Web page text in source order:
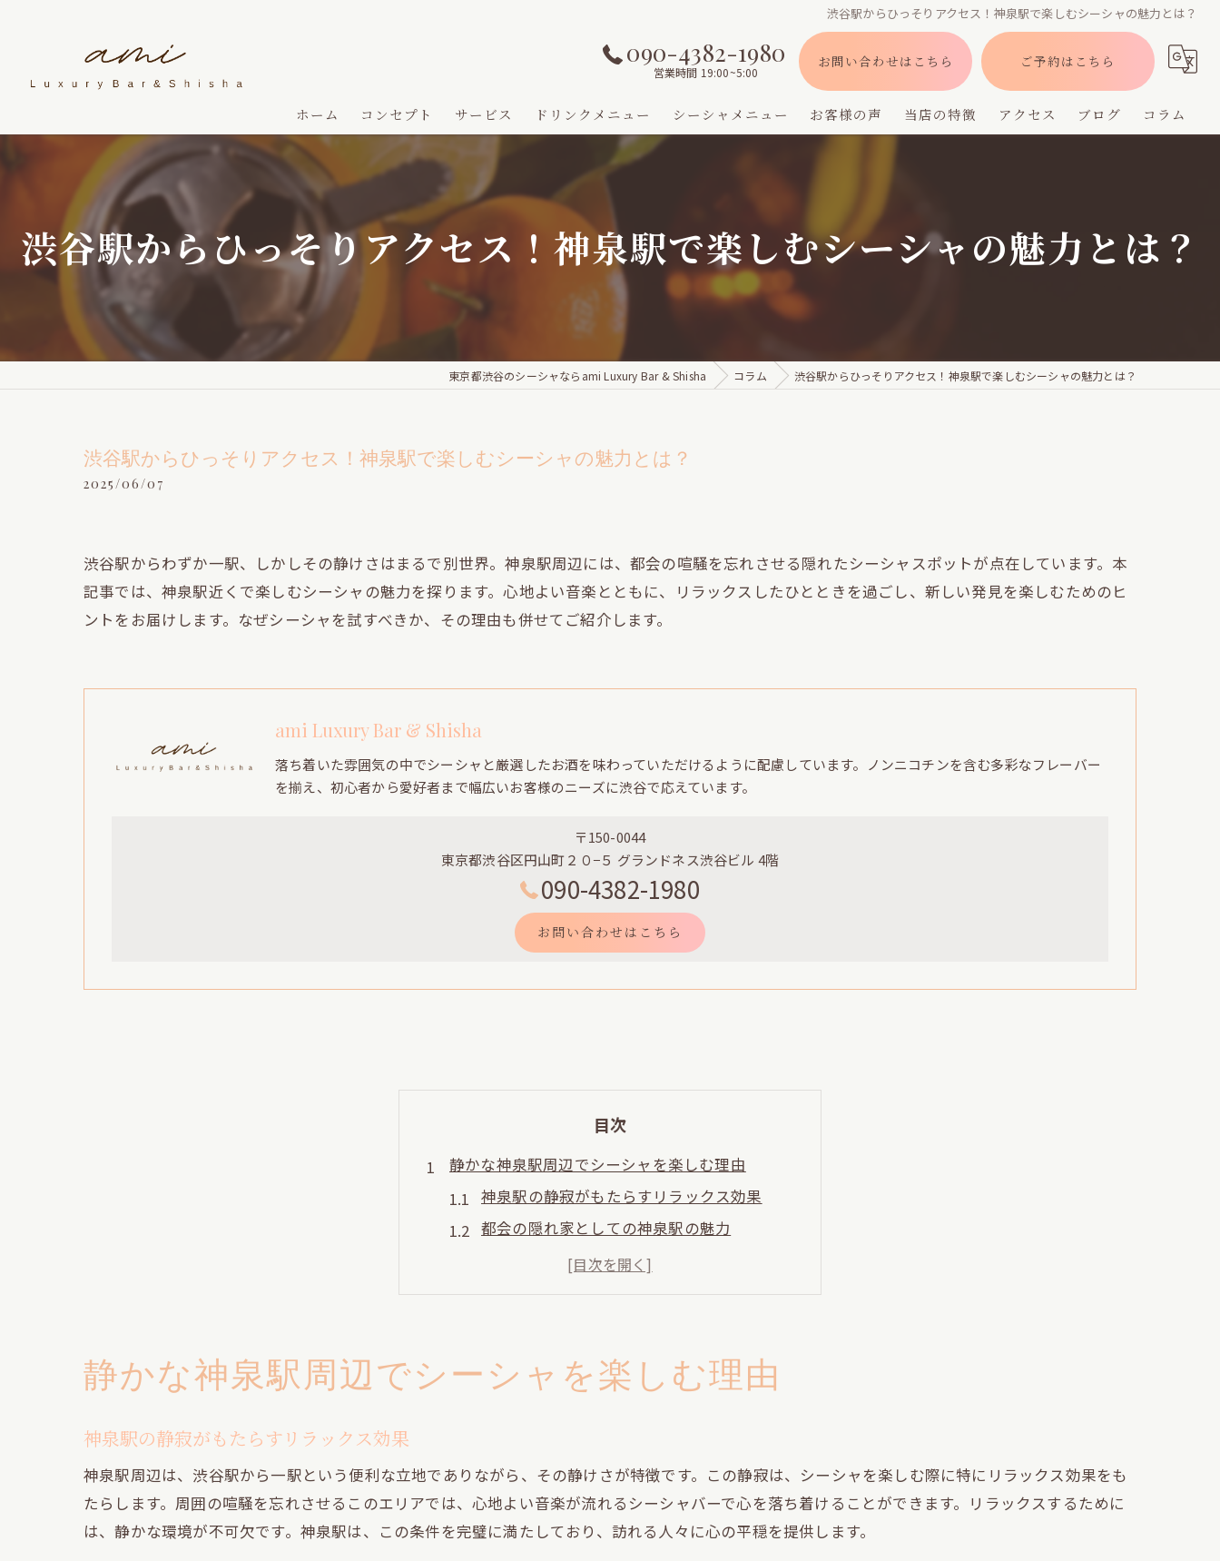
渋谷駅からひっそりアクセス！神泉駅で楽しむシーシャの魅力とは？
090-4382-1980
営業時間 19:00~5:00
お問い合わせはこちら ご予約はこちら
ホーム コンセプト サービス ドリンクメニュー シーシャメニュー お客様の声 当店の特徴
デート
アクセス ブログ コラム
渋谷駅からひっそりアクセス！神泉駅で楽しむシーシャの魅力とは？
東京都渋谷のシーシャならami Luxury Bar & Shisha コラム 渋谷駅からひっそりアクセス！神泉駅で楽しむシーシャの魅力とは？
渋谷駅からひっそりアクセス！神泉駅で楽しむシーシャの魅力とは？
2025/06/07
渋谷駅からわずか一駅、しかしその静けさはまるで別世界。神泉駅周辺には、都会の喧騒を忘れさせる隠れたシーシャスポットが点在しています。本
記事では、神泉駅近くで楽しむシーシャの魅力を探ります。心地よい音楽とともに、リラックスしたひとときを過ごし、新しい発見を楽しむためのヒ
ントをお届けします。なぜシーシャを試すべきか、その理由も併せてご紹介します。
ami Luxury Bar & Shisha
落ち着いた雰囲気の中でシーシャと厳選したお酒を味わっていただけるように配慮しています。ノンニコチンを含む多彩なフレーバー
を揃え、初心者から愛好者まで幅広いお客様のニーズに渋谷で応えています。
〒150-0044
東京都渋谷区円山町２０−５ グランドネス渋谷ビル 4階
090-4382-1980
お問い合わせはこちら
目次
静かな神泉駅周辺でシーシャを楽しむ理由
神泉駅の静寂がもたらすリラックス効果
都会の隠れ家としての神泉駅の魅力
プライベート感を楽しめるシーシャスポット
神泉駅周辺のシーシャ文化とは
心地よい音楽と静寂が調和する空間
都会の喧騒から離れるシーシャ体験とは
心地よい音楽がもたらす癒し効果
神泉駅でのシーシャ体験の特別感
都会の喧騒を忘れるためのヒント
静かな神泉駅周辺でシーシャを楽しむ理由
神泉駅の静寂がもたらすリラックス効果
神泉駅周辺は、渋谷駅から一駅という便利な立地でありながら、その静けさが特徴です。この静寂は、シーシャを楽しむ際に特にリラックス効果をも
たらします。周囲の喧騒を忘れさせるこのエリアでは、心地よい音楽が流れるシーシャバーで心を落ち着けることができます。リラックスするために
は、静かな環境が不可欠です。神泉駅は、この条件を完璧に満たしており、訪れる人々に心の平穏を提供します。